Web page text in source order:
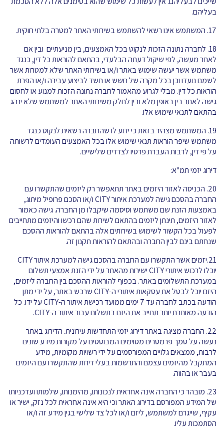
בעליהם.
17. המשתמש אינו רשאי להשתמש בשירותי האתר למטרה בלתי חוקית.
18. לחברה נתונה הזכות לנקוט בכל האמצעים, בין מניעתיים ובין אם
לאחר מעשה, לפי שיקול דעתה הבלעדי, בהתאם להוראות כל דין, כנגד
משתמש אשר יעשה שימוש באתר ו/או בשירותי האתר שלא למטרות אשר
לשמם נועדו וכן בכל מקרה של חשש או חשד לביצוע עבירה ו/או הפרת
הוראות כל דין. מבלי לגרוע מהאמור לחברה נתונה הזכות למנוע או לחסום
גישה לאתר בין באופן מלא ובין לחלק משירותי האתר למשתמש שלא ינהג
בהתאם לתנאי שימוש אלו.
19. המשתמש מצהיר בזאת כי ידוע לו שהחברה רשאית לנקוט כנגד
משתמש שיפר הוראות תנאי שימוש אלו בכל האמצעים העומדים לרשותה
על פי דין, לרבות העברת פרטיו לצדדים שלישיים.
דירוג יזמי תמ"א:
20. הכניסה לאזור היזמים באתר תתאפשר רק ליזמים שהתקשרו עם
החברה בהסכם גישה למערכת איתור CITY ו/או הסכם פרופיל מיתוג,
באמצעות הזנת שם משתמש וסיסמה שיקבלו מן החברה. גישה כאמור
לאזור היזמים, תינתן ליזמים בהתאם לשירות שהם רכשו והיזמים מתחייבים
לפעול בכל הקשור לשימוש בשירותים אלה בהתאם להוראות ההסכם
שנחתם בינם לבין החברה ובהתאם להוראות תקנון זה.
21.יזמים אשר התקשרו עם החברה בהסכם גישה למערכת איתור CITY
יוכלו לרכוש איתורי CITY ישירות מהאתר על ידי הזנת אמצעי תשלום
במערכת התשלומים באתר. בכפוף להוראות ההסכם בין החברה ליזמים,
היזם יוכל לבטל את עסקאות איתורי ה-CITY שרכש באתר, על ידי מתן
הודעה בכתב לחברה עד 7 ימים ממועד רכישת איתור ה-CITY על ידו. כל
הודעה מאוחרת יותר תחייב את היזם בתשלום עבור איתור ה-CITY.
22. החברה מציגה באתר דירוג יזמי התחדשות עירונית. הדירוג באתר
נעשה על סמך פרמטרים מסוימים המבוססים על מקורות מידע שונים
לרבות, ממצאים גלויים המפורסמים על ידי רשויות מקומיות, מידע
המתקבל מהיזמים עצמם והתרשמות בעלי דירות שהתקשרו עם היזמים
בעבר או בהווה.
23. מובהר כי החברה אינה אחראית לנכונותו, מהימנותו, שלמותו ועדכניותו
של המידע המפורסם בדירוג האתר וכי היא אינה אחראית לכל נזק, ישיר או
עקיף, שייגרם למשתמש, ליזם ו/או לכל צד שלישי בגין מידע זה ו/או
הסתמכות עליו.